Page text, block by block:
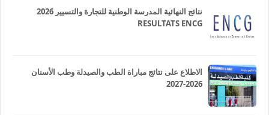
نتائج النهائية المدرسة الوطنية للتجارة والتسيير 2026
RESULTATS ENCG
الاطلاع على نتائج مباراة الطب والصيدلة وطب الأسنان
2026-2027